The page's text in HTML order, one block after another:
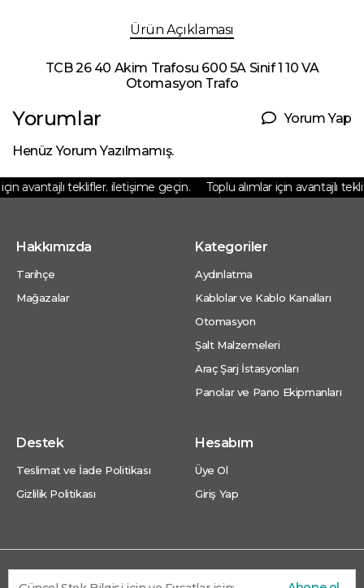
Ürün Açıklaması
TCB 26 40 Akim Trafosu 600 5A Sinif 1 10 VA
Otomasyon Trafo
Yorumlar Yorum Yap
Henüz Yorum Yazılmamış.
avantajlı teklifler. iletişime geçin. Toplu alımlar için avantajlı
Hakkımızda
Tarihçe
Mağazalar
Kategoriler
Aydınlatma
Kablolar ve Kablo Kanalları
Otomasyon
Şalt Malzemeleri
Araç Şarj İstasyonları
Panolar ve Pano Ekipmanları
Destek
Teslimat ve İade Politikası
Gizlilik Politikası
Hesabım
Üye Ol
Giriş Yap